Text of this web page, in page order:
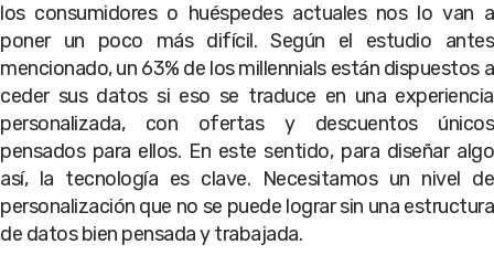
los consumidores o huéspedes actuales nos lo van a
poner un poco más difícil. Según el estudio antes
mencionado, un 63% de los millennials están dispuestos a
ceder sus datos si eso se traduce en una experiencia
personalizada, con ofertas y descuentos únicos
pensados para ellos. En este sentido, para diseñar algo
así, la tecnología es clave. Necesitamos un nivel de
personalización que no se puede lograr sin una estructura
de datos bien pensada y trabajada.